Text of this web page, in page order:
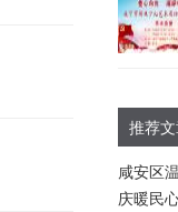
推荐
咸安区
庆暖民